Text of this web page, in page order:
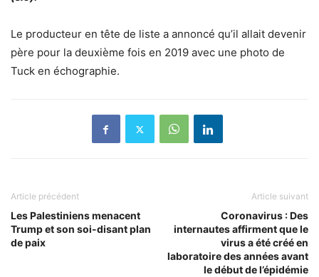
Le producteur en tête de liste a annoncé qu’il allait devenir
père pour la deuxième fois en 2019 avec une photo de
Tuck en échographie.
Article précédent
Les Palestiniens menacent
Trump et son soi-disant plan
de paix
Article suivant
Coronavirus : Des
internautes affirment que le
virus a été créé en
laboratoire des années avant
le début de l’épidémie